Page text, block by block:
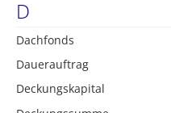
D
Dachfonds
Dauerauftrag
Deckungskapital